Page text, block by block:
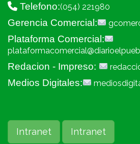
Telefono:(054) 221980
Gerencia Comercial:
Plataforma Comercial:
Redacion - Impreso:
Medios Digitales:
Intranet Intranet